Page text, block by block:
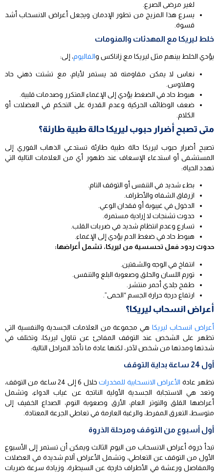
لغير مرضى الصرع.
يسرع هذا المزيج من تطور الإدمان ويجعل أعراض الانسحاب أشد
قسوة.
خلط ليريكا مع المهدئات والمنومات
يؤدي الخلط بينهم مثل ليريكا مع زاناكس والفاليوم، إلى:
نعاس لا يمكن مقاومته قد يستمر لأيام، مع تشتت ذهني حاد
وهلاوس.
هبوط حاد في الضغط يؤدي إلى الإغماء المتكرر وصدمات قلبية.
ضعف الوظائف الحركية وعدم القدرة على التحكم في العضلات أو
الكلام.
متى تصبح أضرار حبوب ليريكا حالة طبية طارئة؟
تصبح أضرار حبوب ليريكا حالة طبية طارئة تستدعي الذهاب الفوري إلى
المستشفى أو استدعاء الإسعاف عند ظهور أي من العلامات التالية التي
تهدد الحياة:
بطء شديد في التنفس أو التوقف التام.
ازرقاق الشفاه والأطراف.
الدخول في غيبوبة أو فقدان الوعي.
حدوث تشنجات لا إرادية مستمرة.
تسارع وعدم انتظام شديد في ضربات القلب.
هبوط حاد في ضغط الدم يؤدي إلى الإغماء.
حدوث ردود فعل تحسسية من ليريكا، تشمل أعراضها:
انتفاخ في الوجه والشفتين.
تورم اللسان والحلق وصعوبة البلع والتنفس.
طفح جلدي أحمر منتشر.
ارتفاع درجة حرارة الجسم “الحمى”.
أعراض انسحاب ليريكا؟
أعراض انسحاب ليريكاهي مجموعة من العلامات الجسدية والنفسية التي
تظهر على الشخص عند التوقف المفاجئ عن تناول ليريكا، وتختلف في
شدتها ومدتها من شخص لآخر، لكنها عادة ما تأخذ المراحل التالية:
أول 24 ساعة بداية التوقف
تظهر عادة الأعراض الانسحابية للمخدرات
خلال 6 إلى 24 ساعة من التوقف،
وتعد هي الاستجابة الجسدية الأولية الناتجة عن غياب الدواء، وتشمل
أعراضها القلق والتوتر العام، الأرق وصعوبة النوم، الصداع الخفيف إلى
متوسط، التعرق المفرط، والرغبة العارمة في تعاطي الجرعة المعتادة.
أول أسبوع من التوقف ومرحلة الذروة
تبدأ ذروة أعراض الانسحاب من اليوم الثالث ويمكن أن تستمر إلى الأسبوع
الأول من التوقف عن التعاطي، وتشمل الأعراض آلام شديدة في العضلات
والمفاصل ورعشة في الأطراف خارجة عن السيطرة، وزيادة سرعة ضربات